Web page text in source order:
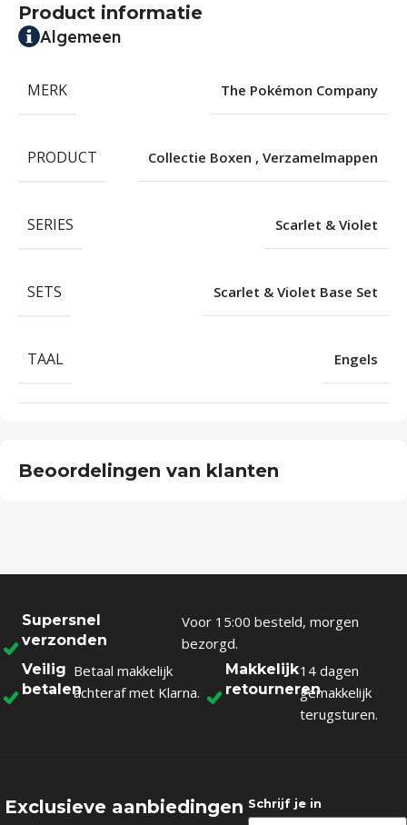
Product informatie
Algemeen
MERK The Pokémon Company
PRODUCT Collectie Boxen , Verzamelmappen
SERIES Scarlet & Violet
SETS Scarlet & Violet Base Set
TAAL Engels
Beoordelingen van klanten
Supersnel
verzonden
Voor 15:00 besteld, morgen
bezorgd.
Veilig
betalen
Betaal makkelijk
achteraf met Klarna.
Makkelijk
retourneren
14 dagen
gemakkelijk
terugsturen.
Exclusieve aanbiedingen Schrijf je in